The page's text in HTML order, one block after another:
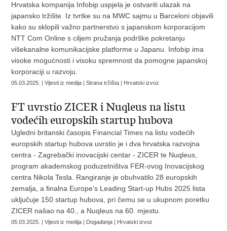
Hrvatska kompanija Infobip uspjela je ostvariti ulazak na
japansko tržište. Iz tvrtke su na MWC sajmu u Barceloni objavili
kako su sklopili važno partnerstvo s japanskom korporacijom
NTT Com Online s ciljem pružanja podrške pokretanju
višekanalne komunikacijske platforme u Japanu. Infobip ima
visoke mogućnosti i visoku spremnost da pomogne japanskoj
korporaciji u razvoju.
05.03.2025. | Vijesti iz medija | Strana tržišta | Hrvatski izvoz
FT uvrstio ZICER i Nuqleus na listu
vodećih europskih startup hubova
Ugledni britanski časopis Financial Times na listu vodećih
europskih startup hubova uvrstio je i dva hrvatska razvojna
centra - Zagrebački inovacijski centar - ZICER te Nuqleus,
program akademskog poduzetništva FER-ovog Inovacijskog
centra Nikola Tesla. Rangiranje je obuhvatilo 28 europskih
zemalja, a finalna Europe’s Leading Start-up Hubs 2025 lista
uključuje 150 startup hubova, pri čemu se u ukupnom poretku
ZICER našao na 40., a Nuqleus na 60. mjestu.
05.03.2025. | Vijesti iz medija | Događanja | Hrvatski izvoz